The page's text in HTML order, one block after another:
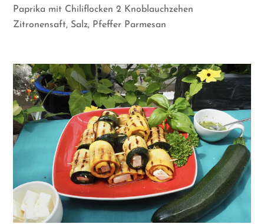
Paprika mit Chiliflocken 2 Knoblauchzehen
Zitronensaft, Salz, Pfeffer Parmesan